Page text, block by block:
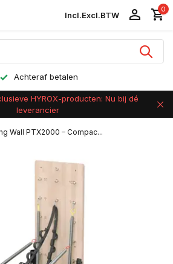
Incl.Excl.BTW
0
Achteraf betalen
HYROX-producten: Nu bij dé
leverancier
Wall PTX2000 – Compac...